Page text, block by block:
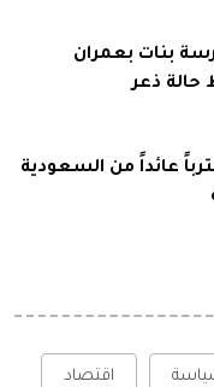
بنات بعمران
ذعر
عائداً من السعودية
اقتصاد